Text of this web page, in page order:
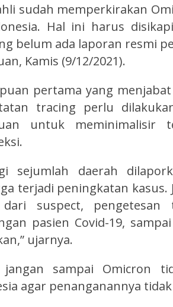
sudah memperkirakan
Hal ini harus
belum ada laporan resmi
Kamis (9/12/2021).
pertama yang
tracing perlu
untuk meminimalisir
sejumlah daerah
terjadi peningkatan kasus.
suspect, pengetesan
pasien Covid-19,
ujarnya.
jangan sampai Omicron
agar penanganannya